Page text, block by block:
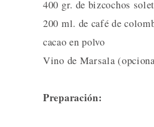
400 gr. de bizcochos
200 ml. de café de
cacao en polvo
Vino de Marsala
Preparación: